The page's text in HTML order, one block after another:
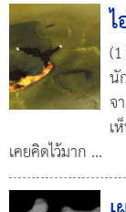
นั
จ
เ
เคยคิดไว้มาก ...